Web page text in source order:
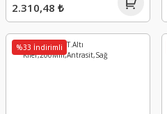
2.310,48 ₺
%33 İndirimli